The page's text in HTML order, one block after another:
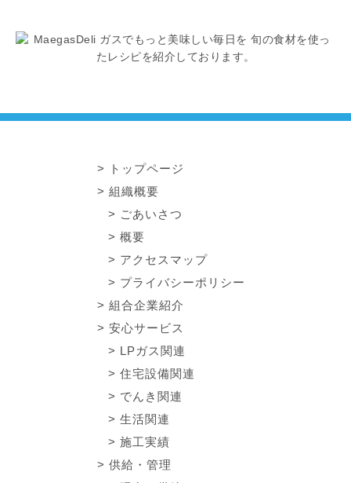
トップページ
組織概要
ごあいさつ
概要
アクセスマップ
プライバシーポリシー
組合企業紹介
安心サービス
LPガス関連
住宅設備関連
でんき関連
生活関連
施工実績
供給・管理